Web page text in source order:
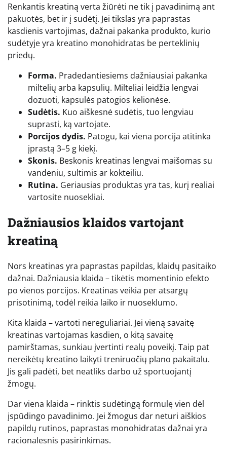
Renkantis kreatiną verta žiūrėti ne tik į pavadinimą ant
pakuotės, bet ir į sudėtį. Jei tikslas yra paprastas
kasdienis vartojimas, dažnai pakanka produkto, kurio
sudėtyje yra kreatino monohidratas be perteklinių
priedų.
Forma. Pradedantiesiems dažniausiai pakanka
miltelių arba kapsulių. Milteliai leidžia lengvai
dozuoti, kapsulės patogios kelionėse.
Sudėtis. Kuo aiškesnė sudėtis, tuo lengviau
suprasti, ką vartojate.
Porcijos dydis. Patogu, kai viena porcija atitinka
įprastą 3–5 g kiekį.
Skonis. Beskonis kreatinas lengvai maišomas su
vandeniu, sultimis ar kokteiliu.
Rutina. Geriausias produktas yra tas, kurį realiai
vartosite nuosekliai.
Dažniausios klaidos vartojant
kreatiną
Nors kreatinas yra paprastas papildas, klaidų pasitaiko
dažnai. Dažniausia klaida – tikėtis momentinio efekto
po vienos porcijos. Kreatinas veikia per atsargų
prisotinimą, todėl reikia laiko ir nuoseklumo.
Kita klaida – vartoti nereguliariai. Jei vieną savaitę
kreatinas vartojamas kasdien, o kitą savaitę
pamirštamas, sunkiau įvertinti realų poveikį. Taip pat
nereikėtų kreatino laikyti treniruočių plano pakaitalu.
Jis gali padėti, bet neatliks darbo už sportuojantį
žmogų.
Dar viena klaida – rinktis sudėtingą formulę vien dėl
įspūdingo pavadinimo. Jei žmogus dar neturi aiškios
papildų rutinos, paprastas monohidratas dažnai yra
racionalesnis pasirinkimas.